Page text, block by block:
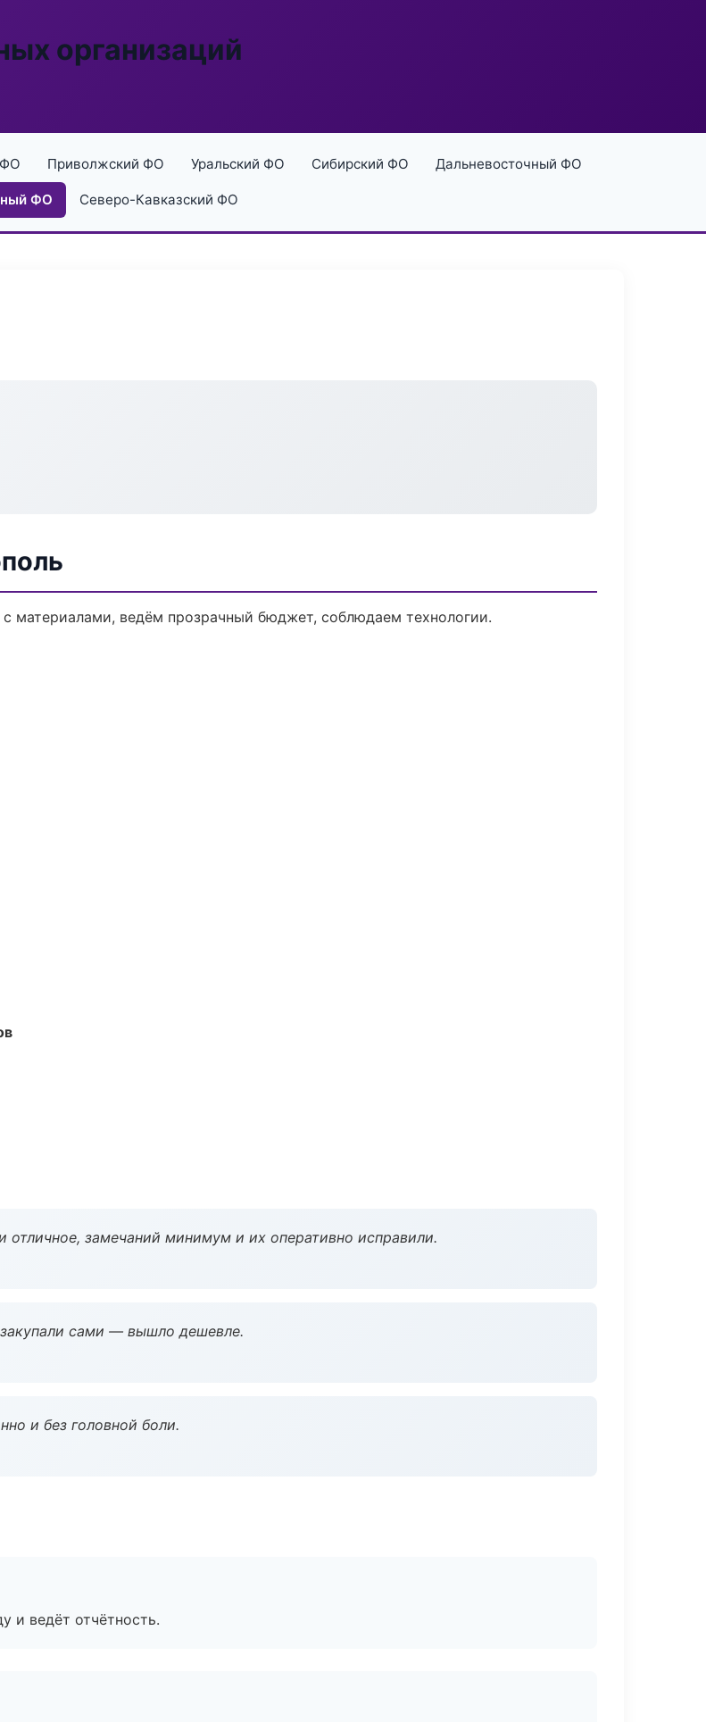
организаций
Приволжский ФО Уральский ФО Сибирский ФО Дальневосточный ФО
ФО Северо-Кавказский ФО
материалами, ведём прозрачный бюджет, соблюдаем технологии.
отличное, замечаний минимум и их оперативно исправили.
сами — вышло дешевле.
и без головной боли.
и ведёт отчётность.